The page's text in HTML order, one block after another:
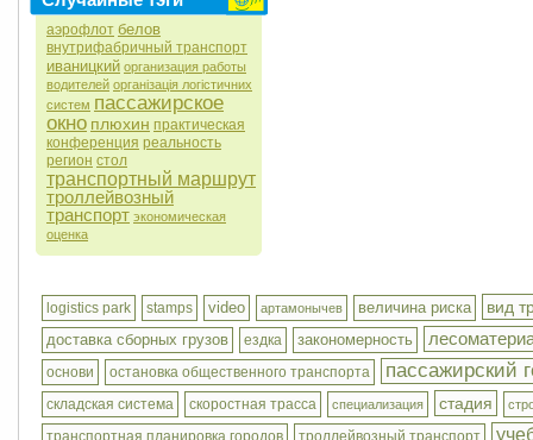
аэрофлот белов
внутрифабричный транспорт
иваницкий организация работы
водителей організація логістичних
систем пассажирское
окно плюхин практическая
конференция реальность
регион стол
транспортный маршрут
троллейвозный
транспорт экономическая
оценка
logistics park stamps video артамонычев величина риска вид
доставка сборных грузов ездка закономерность
основи остановка общественного транспорта пассажирский
складская система скоростная трасса специализация стадия
транспортная планировка городов троллейвозный транспорт